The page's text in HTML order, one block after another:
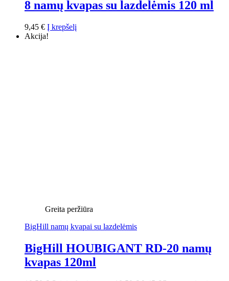
8 namų kvapas su lazdelėmis 120 ml
9,45 € Į krepšelį
Akcija!
Greita peržiūra
BigHill namų kvapai su lazdelėmis
BigHill HOUBIGANT RD-20 namų
kvapas 120ml